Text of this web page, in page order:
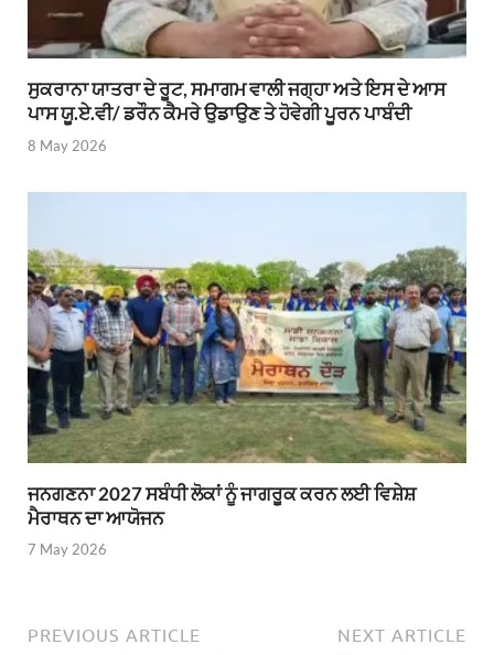
ਸੁਕਰਾਨਾ ਯਾਤਰਾ ਦੇ ਰੂਟ, ਸਮਾਗਮ ਵਾਲੀ ਜਗ੍ਹਾ ਅਤੇ ਇਸ ਦੇ ਆਸ
ਪਾਸ ਯੂ.ਏ.ਵੀ/ ਡਰੌਨ ਕੈਮਰੇ ਉਡਾਉਣ ਤੇ ਹੋਵੇਗੀ ਪੂਰਨ ਪਾਬੰਦੀ
8 May 2026
ਜਨਗਣਨਾ 2027 ਸਬੰਧੀ ਲੋਕਾਂ ਨੂੰ ਜਾਗਰੂਕ ਕਰਨ ਲਈ ਵਿਸ਼ੇਸ਼
ਮੈਰਾਥਨ ਦਾ ਆਯੋਜਨ
7 May 2026
PREVIOUS ARTICLE NEXT ARTICLE